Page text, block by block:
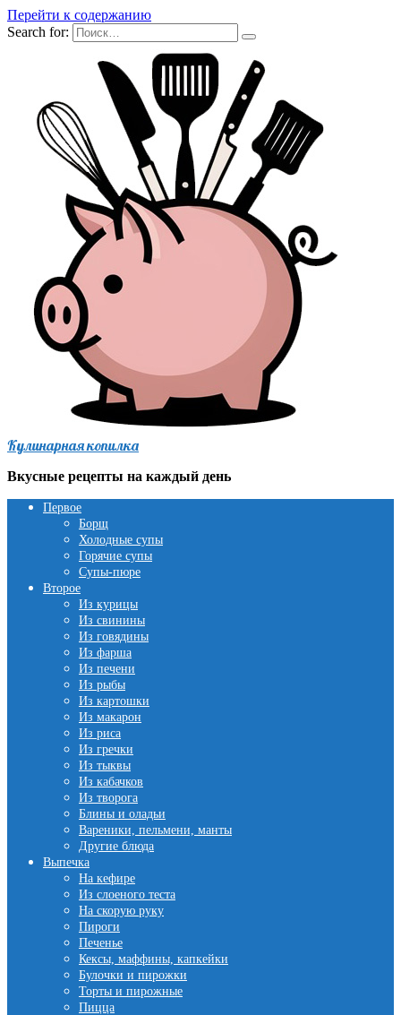
Перейти к содержанию
Search for:
Кулинарная копилка
Вкусные рецепты на каждый день
Первое
Борщ
Холодные супы
Горячие супы
Супы-пюре
Второе
Из курицы
Из свинины
Из говядины
Из фарша
Из печени
Из рыбы
Из картошки
Из макарон
Из риса
Из гречки
Из тыквы
Из кабачков
Из творога
Блины и оладьи
Вареники, пельмени, манты
Другие блюда
Выпечка
На кефире
Из слоеного теста
На скорую руку
Пироги
Печенье
Кексы, маффины, капкейки
Булочки и пирожки
Торты и пирожные
Пицца